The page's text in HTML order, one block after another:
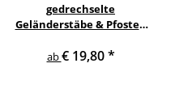
gedrechselte
Geländerstäbe & Pfosten
Treppe Geländer Säule
ab€ 19,80*